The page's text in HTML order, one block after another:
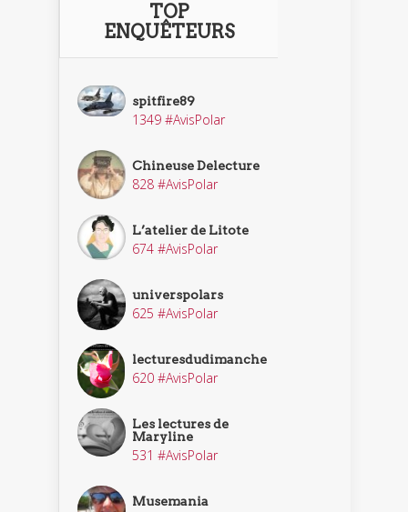
TOP
ENQUÊTEURS
spitfire89
1349 #AvisPolar
Chineuse Delecture
828 #AvisPolar
L’atelier de Litote
674 #AvisPolar
universpolars
625 #AvisPolar
lecturesdudimanche
620 #AvisPolar
Les lectures de
Maryline
531 #AvisPolar
Musemania